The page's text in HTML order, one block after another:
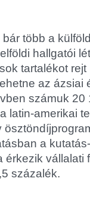
több a
hallgatói
tartalékot
az ázsiai
számuk 20
latin-amerikai
a
vállalati
százalék.